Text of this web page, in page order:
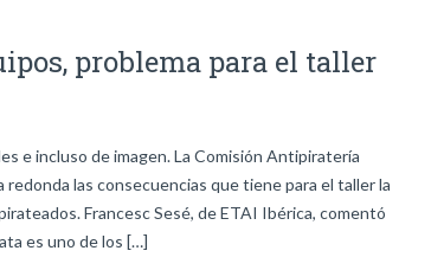
problema para el taller
e incluso de imagen. La Comisión Antipiratería
las consecuencias que tiene para el taller la
Francesc Sesé, de ETAI Ibérica, comentó
es uno de los […]